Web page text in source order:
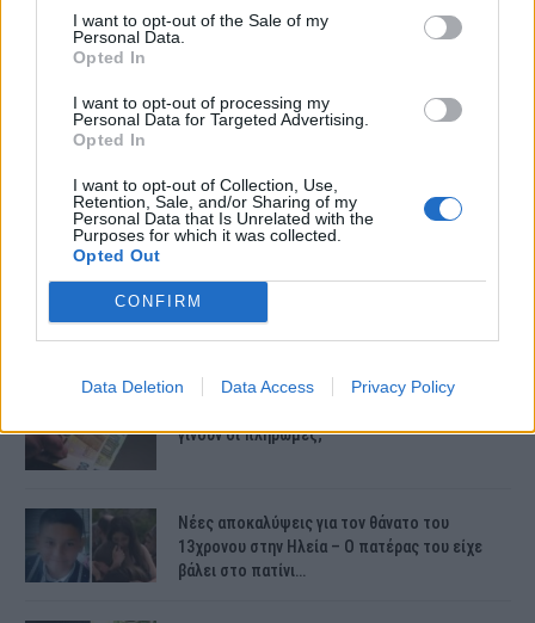
I want to opt-out of the Sale of my
Personal Data.
Opted In
I want to opt-out of processing my
Personal Data for Targeted Advertising.
Opted In
I want to opt-out of Collection, Use,
Retention, Sale, and/or Sharing of my
Personal Data that Is Unrelated with the
Purposes for which it was collected.
Opted Out
CONFIRM
Data Deletion Data Access Privacy Policy
του Κολλεγίου Αθηνών ,τηρήθηκε το
πρωτόκολλο που απαιτείται σε αυτές
τις περιπτώσεις με τους μαθητές να
παραμένουν στις τάξεις τους.
ΤΕΛΕΥΤΑΙΕΣ ΕΙΔΗΣΕΙΣ
γίνουν οι πληρωμές;
Νέες αποκαλύψεις για τον θάνατο του
13χρονου στην Ηλεία – Ο πατέρας του είχε
βάλει στο πατίνι…